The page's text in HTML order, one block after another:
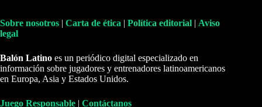
Sobre nosotros | Carta de ética | Política editorial | Aviso
legal
Balón Latino es un periódico digital especializado en
información sobre jugadores y entrenadores latinoamericanos
en Europa, Asia y Estados Unidos.
Juego Responsable | Contáctanos